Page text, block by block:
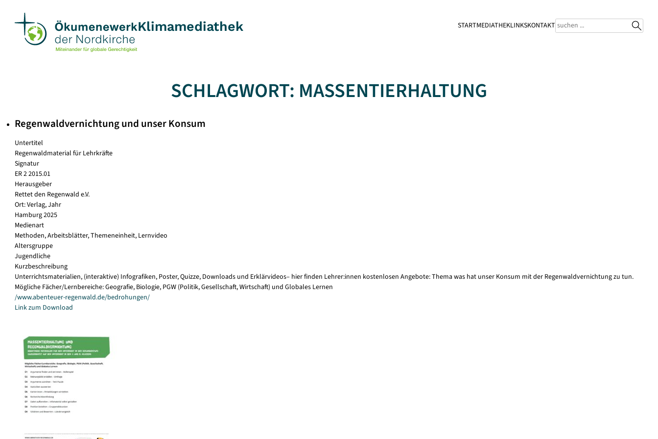
content
Klimamediathek STARTMEDIATHEKLINKSKONTAKT
SCHLAGWORT: MASSENTIERHALTUNG
Regenwaldvernichtung und unser Konsum
Untertitel
Regenwaldmaterial für Lehrkräfte
Signatur
ER 2 2015.01
Herausgeber
Rettet den Regenwald e.V.
Ort: Verlag, Jahr
Hamburg 2025
Medienart
Methoden, Arbeitsblätter, Themeneinheit, Lernvideo
Altersgruppe
Jugendliche
Kurzbeschreibung
Unterrichtsmaterialien, (interaktive) Infografiken, Poster, Quizze, Downloads und Erklärvideos– hier finden Lehrer:innen kostenlosen Angebote: Thema was hat unser Konsum mit der Regenwaldvernichtung zu tun.
Mögliche Fächer/Lernbereiche: Geografie, Biologie, PGW (Politik, Gesellschaft, Wirtschaft) und Globales Lernen
/www.abenteuer-regenwald.de/bedrohungen/
Link zum Download